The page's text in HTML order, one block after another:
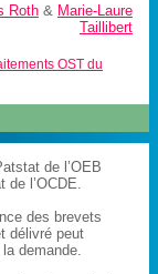
Roth& Marie-Laure
Taillibert
OST du
de l’OEB
de l’OCDE.
des brevets
délivré peut
demande.